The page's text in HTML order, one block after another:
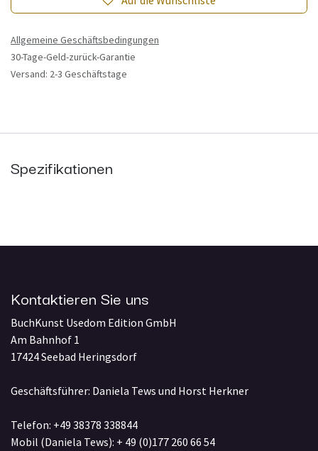
Allgemeine Geschäftsbedingungen
30-Tage-Geld-zurück-Garantie
Versand: 2-3 Geschäftstage
Spezifikationen
Kontaktieren Sie uns
BuchKunst Usedom Edition GmbH
Am Bahnhof 1
17424 Seebad Heringsdorf
Geschäftsführer: Daniela Tews und Horst Herkner
Telefon: +49 38378 338844
Mobil (Daniela Tews): + 49 (0)177 260 66 54